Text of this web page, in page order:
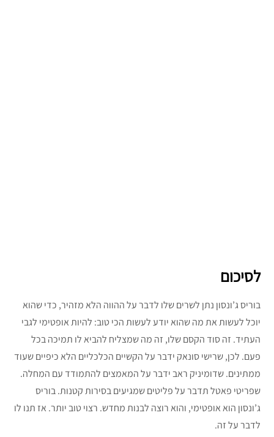
לסיכום
בוריס ג’ונסון נתן לשרים שלו לדבר על ההווה הלא מזהיר, כדי שהוא
יוכל לעשות את מה שהוא יודע לעשות הכי טוב: להיות אופטימי לגבי
העתיד. זה סוד הקסם שלו, זה מה שמצליח להביא לו תמיכה בכל
פעם. לכן, שרישי סונאק ידבר על הקשיים הכלכליים הלא כיפיים שעוד
ממתינים. שדומיניק ראב ידבר על המאמצים להתמודד עם המחלה.
שפריטי פאטל תדבר על פליטים שמגיעים בסירות קטנות. בוריס
ג’ונסון הוא אופטימי, והוא רוצה לבנות מחדש. רצוי טוב יותר. אז תנו לו
לדבר על זה.